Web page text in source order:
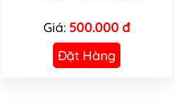
Giá: 500.000 đ
Đặt Hàng